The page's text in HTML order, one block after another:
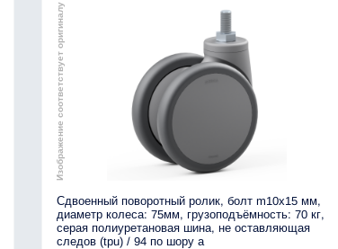
Изображение соответствует оригиналу
Сдвоенный поворотный ролик, болт m10x15 мм,
диаметр колеса: 75мм, грузоподъёмность: 70 кг,
серая полиуретановая шина, не оставляющая
следов (tpu) / 94 по шору а